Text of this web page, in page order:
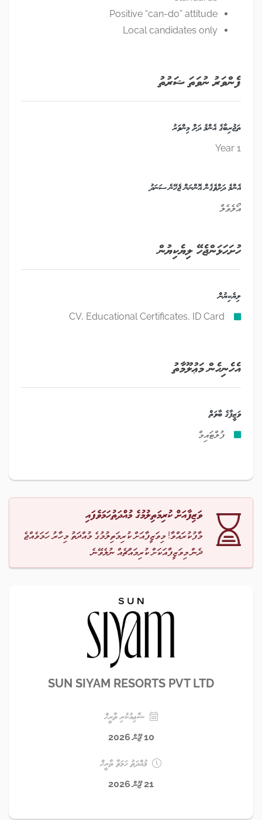
Positive “can-do” attitude
Local candidates only
ފެންވަރު ނުވަތަ ޝަރުތު
ތަޖުރިބާގެ އެންމެ ދަށް މިންވަރު
1 Year
އެންމެ ދަށްވެގެން އޮންނަން ޖެހޭނެ ސަނަދު
އޯލެވެލް
ހުށަހަޅަންޖެހޭ ލިޔެކިޔުން
ލިޔެކިޔުން
CV, Educational Certificates, ID Card
އެހެނިހެން މަޢުލޫމާތު
ވަޒީފާގެ ބާވަތް
ފުލްޓައިމް
ވަޒިފާއަށް ކުރިމަތިލުމުގެ މުއްދަތުހަމަވެފައި
މާފުކުރައްވާ! މިވަޒީފާއަށް ކުރިމަތިލުމުގެ މުއްދަތު މިހާރު ހަމަވެއްޖެ
ދެން މިވަޒީފާއަކަށް ކުރިމައްޗެއް ނުލެވޭނެ.
SUN SIYAM RESORTS PVT LTD
ޝާޢިއުކުރި ތާރީޚް
10 ޖޫން 2026
މުއްދަތު ހަމަވާ ތާރީޚް
21 ޖޫން 2026